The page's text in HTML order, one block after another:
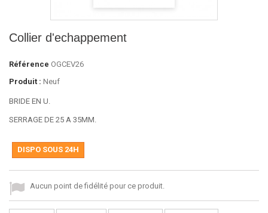
Collier d'echappement
Référence OGCEV26
Produit : Neuf
BRIDE EN U.
SERRAGE DE 25 A 35MM.
DISPO SOUS 24H
Aucun point de fidélité pour ce produit.